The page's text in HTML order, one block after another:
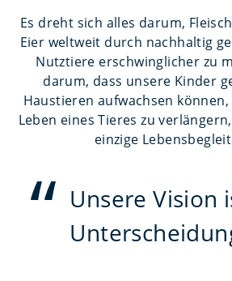
Es dreht sich alles darum,
Eier weltweit durch nachhaltig
Nutztiere erschwinglicher zu
darum, dass unsere Kinder
Haustieren aufwachsen
Leben eines Tieres zu
einzige
Unsere Vision